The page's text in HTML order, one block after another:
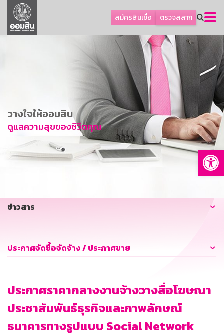
สมัครสินเชื่อ ตรวจสลาก
ลูกค้าธุรกิจ
ลูกค้าผู้ประกอบรายย่อย
การพัฒนาที่ยั่งยืน
ข่าวสาร
บริการทางการเงิน
อื่นๆ
วางใจให้ออมสิน
ดูแลความสุขของชีวิตคุณ
ข่าวสาร
ประกาศจัดซื้อจัดจ้าง / ประกาศขาย
ประกาศราคากลางงานจ้างวางสื่อโฆษณา
ประชาสัมพันธ์ธุรกิจและภาพลักษณ์
ธนาคารทางรูปแบบ Social Network